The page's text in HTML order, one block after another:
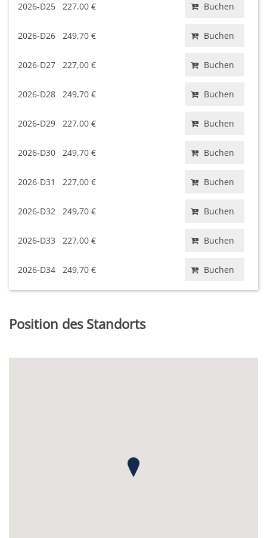
2026-D25 227,00 € Buchen
2026-D26 249,70 € Buchen
2026-D27 227,00 € Buchen
2026-D28 249,70 € Buchen
2026-D29 227,00 € Buchen
2026-D30 249,70 € Buchen
2026-D31 227,00 € Buchen
2026-D32 249,70 € Buchen
2026-D33 227,00 € Buchen
2026-D34 249,70 € Buchen
Position des Standorts